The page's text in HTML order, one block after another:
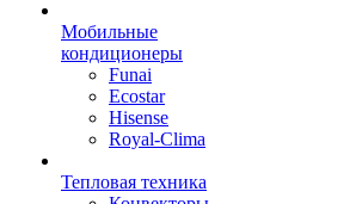
Мобильные
кондиционеры
Funai
Ecostar
Hisense
Royal-Clima
Тепловая техника